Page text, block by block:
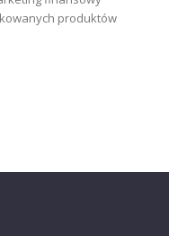
produktów